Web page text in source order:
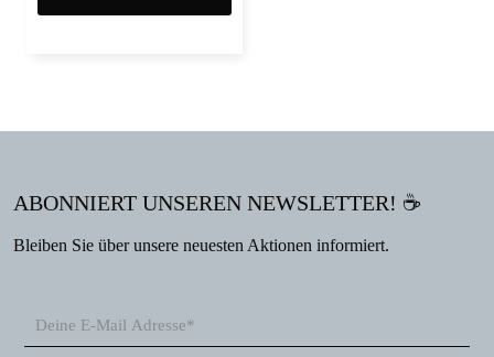
ABONNIERT UNSEREN NEWSLETTER! ☕
Bleiben Sie über unsere neuesten Aktionen informiert.